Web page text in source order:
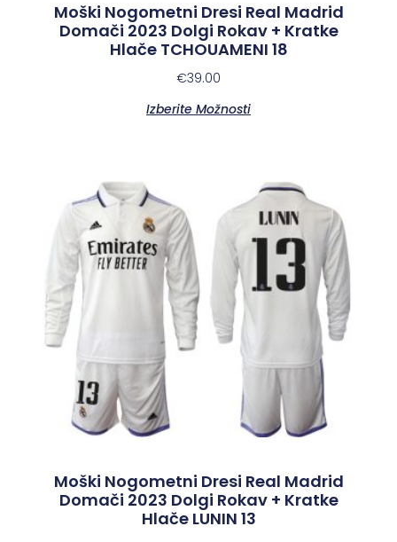
Moški Nogometni Dresi Real Madrid
Domači 2023 Dolgi Rokav + Kratke
Hlače TCHOUAMENI 18
€39.00
Izberite Možnosti
Moški Nogometni Dresi Real Madrid
Domači 2023 Dolgi Rokav + Kratke
Hlače LUNIN 13